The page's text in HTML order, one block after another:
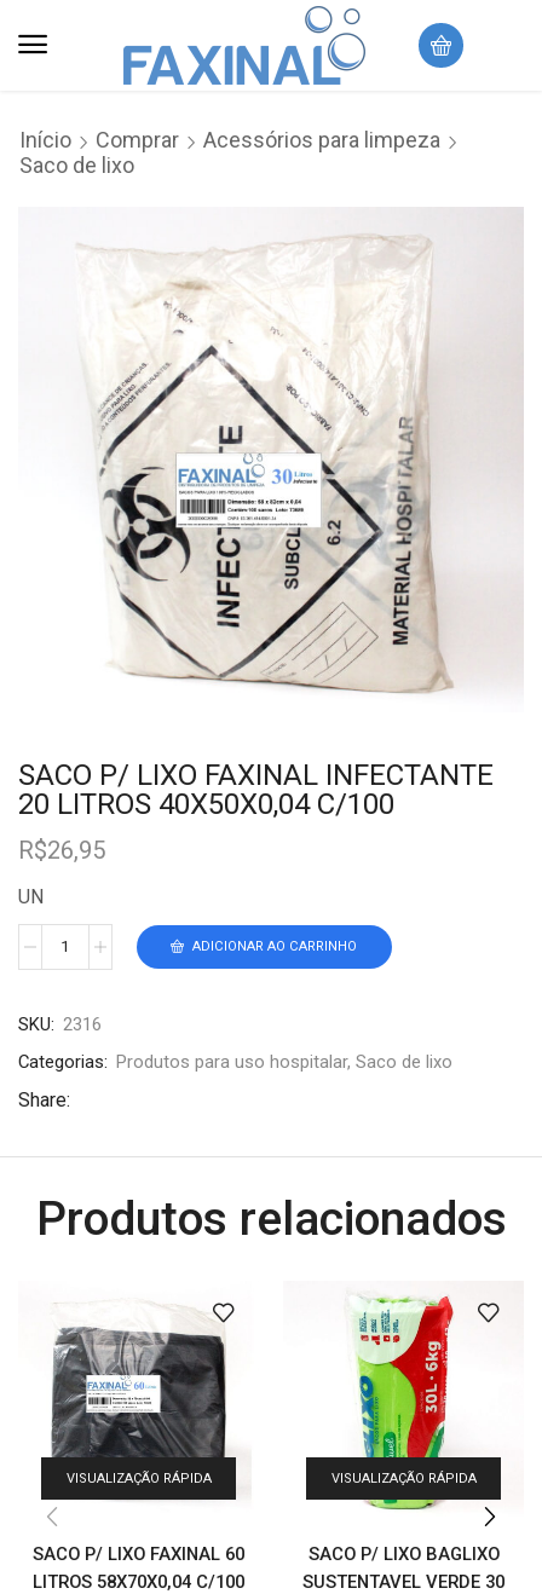
Início Comprar
Acessórios para limpeza
Saco de lixo
SACO P/ LIXO FAXINAL INFECTANTE
20 LITROS 40X50X0,04 C/100
R$26,95
UN
ADICIONAR AO CARRINHO
SKU: 2316
Categorias: Produtos para uso hospitalar, Saco de lixo
Share:
Produtos relacionados
VISUALIZAÇÃO RÁPIDA
SACO P/ LIXO FAXINAL 60
LITROS 58X70X0,04 C/100
VISUALIZAÇÃO RÁPIDA
SACO P/ LIXO BAGLIXO
SUSTENTAVEL VERDE 30